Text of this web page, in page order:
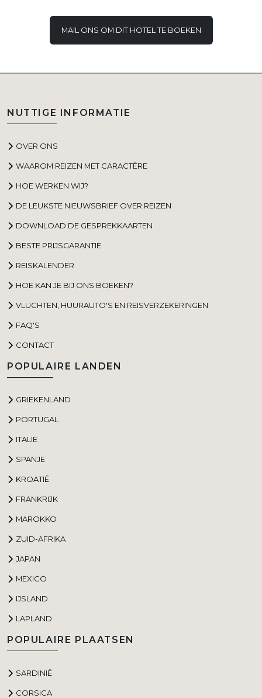
MAIL ONS OM DIT HOTEL TE BOEKEN
NUTTIGE INFORMATIE
OVER ONS
WAAROM REIZEN MET CARACTÈRE
HOE WERKEN WIJ?
DE LEUKSTE NIEUWSBRIEF OVER REIZEN
DOWNLOAD DE GESPREKKAARTEN
BESTE PRIJSGARANTIE
REISKALENDER
HOE KAN JE BIJ ONS BOEKEN?
VLUCHTEN, HUURAUTO'S EN REISVERZEKERINGEN
FAQ'S
CONTACT
POPULAIRE LANDEN
GRIEKENLAND
PORTUGAL
ITALIË
SPANJE
KROATIË
FRANKRIJK
MAROKKO
ZUID-AFRIKA
JAPAN
MEXICO
IJSLAND
LAPLAND
POPULAIRE PLAATSEN
SARDINIË
CORSICA